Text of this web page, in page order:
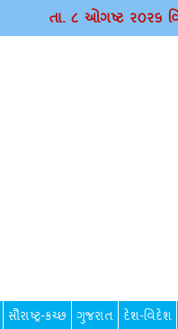
તા. ૮ ઓગષ્ટ ર૦ર૬
સૌરાષ્ટ્ર-કચ્છ ગુજરાત દેશ-વિદેશ